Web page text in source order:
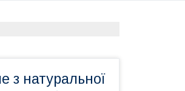
з натуральної